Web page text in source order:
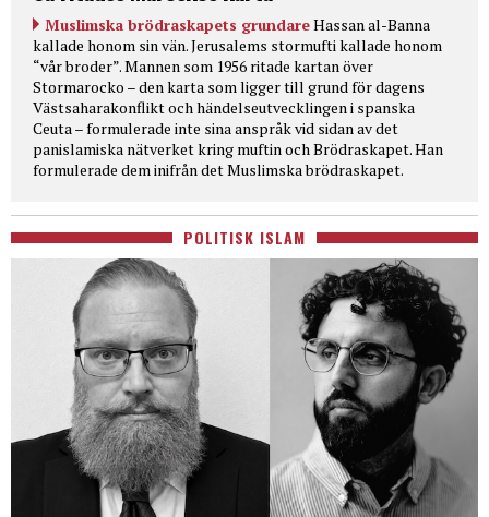
Muslimska brödraskapets grundareHassan al-Banna
kallade honom sin vän. Jerusalems stormufti kallade honom
“vår broder”. Mannen som 1956 ritade kartan över
Stormarocko – den karta som ligger till grund för dagens
Västsaharakonflikt och händelseutvecklingen i spanska
Ceuta – formulerade inte sina anspråk vid sidan av det
panislamiska nätverket kring muftin och Brödraskapet. Han
formulerade dem inifrån det Muslimska brödraskapet.
POLITISK ISLAM